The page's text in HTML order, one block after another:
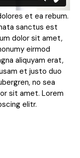
et ea rebum.
sanctus est
dolor sit amet,
eirmod
aliquyam erat,
et justo duo
no sea
sit amet. Lorem
elitr.